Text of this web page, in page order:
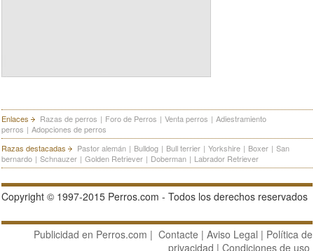
Enlaces Razas de perros | Foro de Perros | Venta perros | Adiestramiento
perros | Adopciones de perros
Razas destacadas
Pastor alemán | Bulldog | Bull terrier | Yorkshire | Boxer | San
bernardo | Schnauzer | Golden Retriever | Doberman | Labrador Retriever
Copyright © 1997-2015 Perros.com - Todos los derechos reservados
Publicidad en Perros.com | Contacte | Aviso Legal | Política de
privacidad | Condiciones de uso